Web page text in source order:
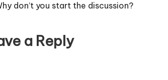
don’t you start the discussion?
a Reply